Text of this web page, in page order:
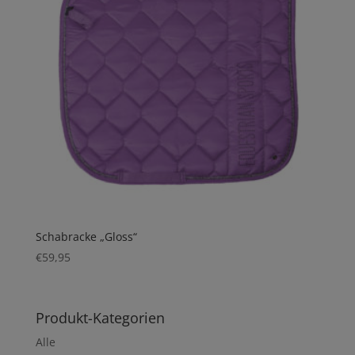
Schabracke „Gloss“
€59,95
Produkt-Kategorien
Alle